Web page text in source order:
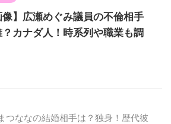
像】広瀬めぐみ議員の不倫相手
？カナダ人！時系列や職業も調
つななの結婚相手は？独身！歴代彼